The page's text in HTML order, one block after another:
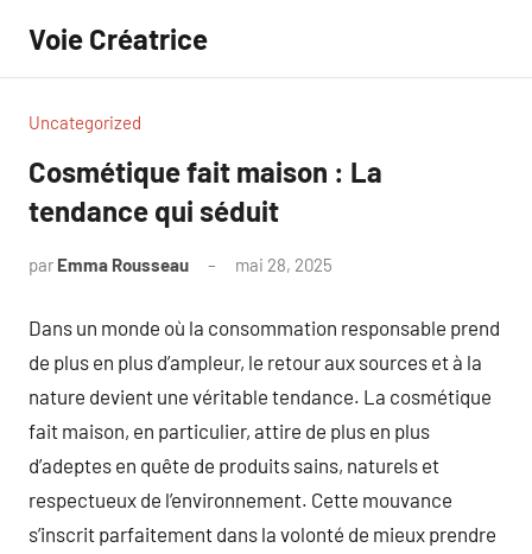
contenu
Voie Créatrice
Uncategorized
Cosmétique fait maison : La
tendance qui séduit
par Emma Rousseau mai 28, 2025
Dans un monde où la consommation responsable prend
de plus en plus d’ampleur, le retour aux sources et à la
nature devient une véritable tendance. La cosmétique
fait maison, en particulier, attire de plus en plus
d’adeptes en quête de produits sains, naturels et
respectueux de l’environnement. Cette mouvance
s’inscrit parfaitement dans la volonté de mieux prendre